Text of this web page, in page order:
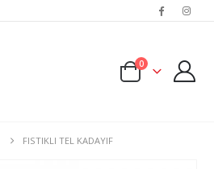
0
FISTIKLI TEL KADAYIF